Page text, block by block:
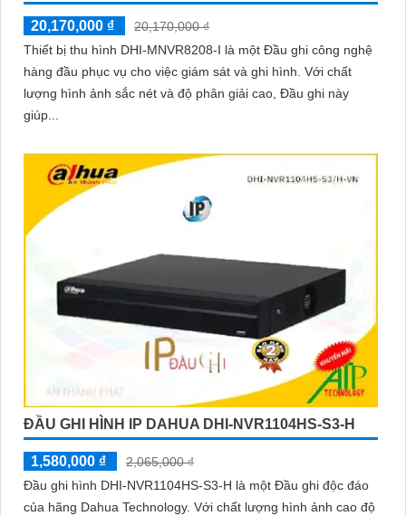
20,170,000 ₫
20,170,000 ₫
Thiết bị thu hình DHI-MNVR8208-I là một Đầu ghi công nghệ
hàng đầu phục vụ cho việc giám sát và ghi hình. Với chất
lượng hình ảnh sắc nét và độ phân giải cao, Đầu ghi này
giúp...
ĐẦU GHI HÌNH IP DAHUA DHI-NVR1104HS-S3-H
1,580,000 ₫
2,065,000 ₫
Đầu ghi hình DHI-NVR1104HS-S3-H là một Đầu ghi độc đáo
của hãng Dahua Technology. Với chất lượng hình ảnh cao độ